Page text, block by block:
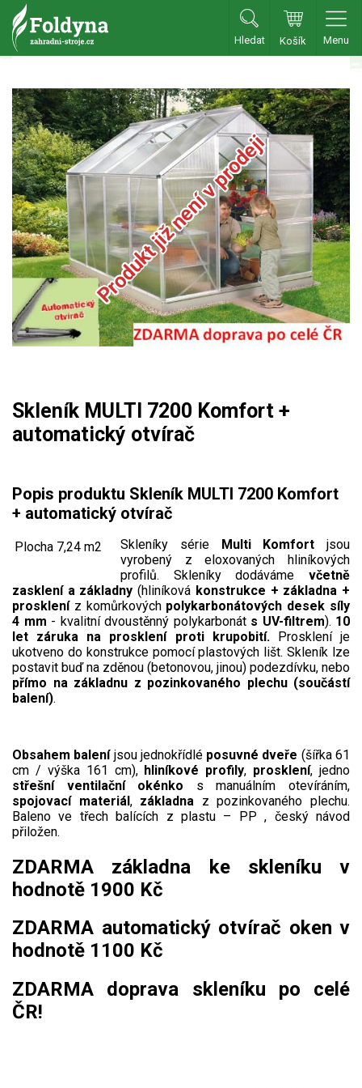
Hledat Košík Menu
Zahradní traktory
Zahradní ridery
Aku traktory
Příslušenství
Sekačky
Benzínové sekačky
Akumulátorové sekačky
Robotické sekačky
Křovinořezy a vyžínače
Aku křovinořezy a vyžínače
Motorové pily
Aku pily
Elektrické pily
Jednoruční pily
Vyvětvovací pily
Aku křovinořezy a vyžínače
Aku pily
Aku sekačky
Aku AL-KO
VARI
VARI malotraktory
VARI multifunkční nosiče
Produkt již není v prodeji
Skleník MULTI 7200 Komfort +
automatický otvírač
Popis produktu Skleník MULTI 7200 Komfort
+ automatický otvírač
Plocha 7,24 m2 Skleníky série Multi Komfort jsou
vyrobený z eloxovaných hliníkových
profilů. Skleníky dodáváme včetně
zasklení a základny (hliníková konstrukce + základna +
proskleníz komůrkových polykarbonátových desek síly
4 mm - kvalitní dvoustěnný polykarbonát s UV-filtrem). 10
let záruka na prosklení proti krupobití. Prosklení je
ukotveno do konstrukce pomocí plastových lišt. Skleník lze
postavit buď na zděnou (betonovou, jinou) podezdívku, nebo
přímo na základnu z pozinkovaného plechu (součástí
balení).
Obsahem baleníjsou jednokřídlé posuvné dveře (šířka 61
cm / výška 161 cm), hliníkové profily, prosklení, jedno
střešní ventilační okénko s manuálním otevíráním,
spojovací materiál, základna z pozinkovaného plechu.
Baleno ve třech balících z plastu – PP , český návod
přiložen.
ZDARMA základna ke skleníku v
hodnotě 1900 Kč
ZDARMA automatický otvírač oken v
hodnotě 1100 Kč
ZDARMA doprava skleníku po celé
ČR!